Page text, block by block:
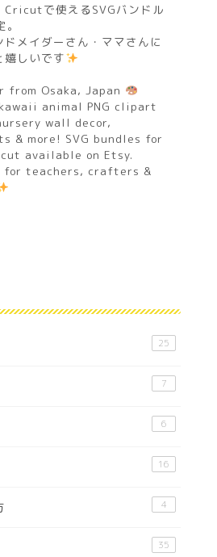
Cricutで使えるSVGバンドル
メイダーさん・ママさんに
嬉しいです
Osaka, Japan
animal PNG clipart
wall decor,
& more! SVG bundles for
available on Etsy.
for teachers, crafters &
25
7
6
16
4
35